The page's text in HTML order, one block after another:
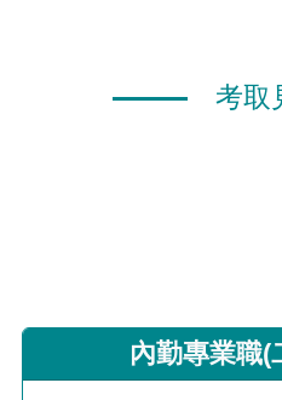
考取
內勤專業職(